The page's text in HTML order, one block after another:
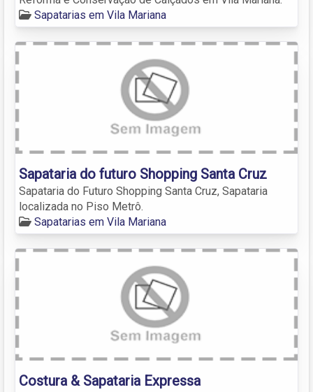
Sapatarias em Vila Mariana
Sapataria do futuro Shopping Santa Cruz
Sapataria do Futuro Shopping Santa Cruz, Sapataria
localizada no Piso Metrô.
Sapatarias em Vila Mariana
Costura & Sapataria Expressa